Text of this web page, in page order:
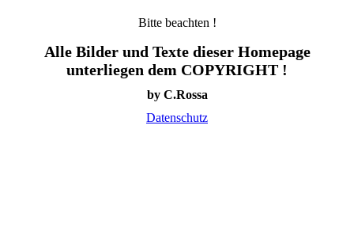
Bitte beachten !
Alle Bilder und Texte dieser Homepage
unterliegen dem COPYRIGHT !
by C.Rossa
Datenschutz